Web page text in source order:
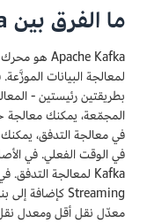
ما الفرق بين Kafka وSpark؟
لمعالجة البيانات
بطريقتين رئيستين -
المجمّعة، يمكنك
في معالجة التدفق،
معدّل نقل أقل ومعدل